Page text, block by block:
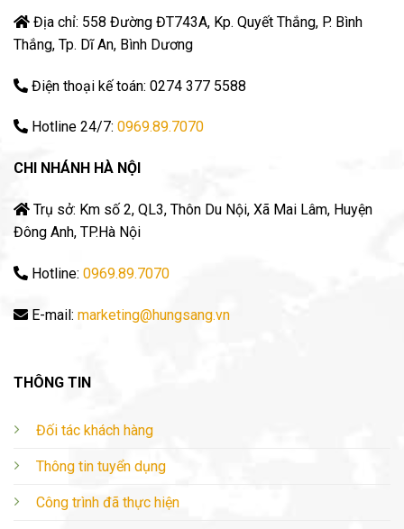
Địa chỉ: 558 Đường ĐT743A, Kp. Quyết Thắng, P. Bình
Thắng, Tp. Dĩ An, Bình Dương
Điện thoại kế toán: 0274 377 5588
Hotline 24/7: 0969.89.7070
CHI NHÁNH HÀ NỘI
Trụ sở: Km số 2, QL3, Thôn Du Nội, Xã Mai Lâm, Huyện
Đông Anh, TP.Hà Nội
Hotline: 0969.89.7070
E-mail: marketing@hungsang.vn
THÔNG TIN
Đối tác khách hàng
Thông tin tuyển dụng
Công trình đã thực hiện